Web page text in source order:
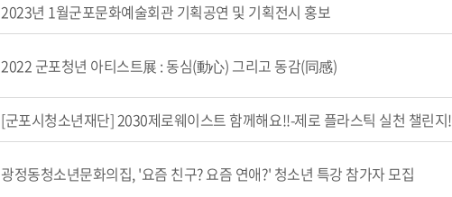
2023년 1월군포문화예술회관 기획공연 및 기획전시 홍보
2022 군포청년 아티스트展 : 동심(動心) 그리고 동감(同感)
[군포시청소년재단] 2030제로웨이스트 함께해요!!-제로 플라스틱 실천 챌린지!
광정동청소년문화의집, '요즘 친구? 요즘 연애?' 청소년 특강 참가자 모집